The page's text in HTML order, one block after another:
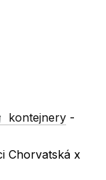
kontejnery -
Chorvatská x